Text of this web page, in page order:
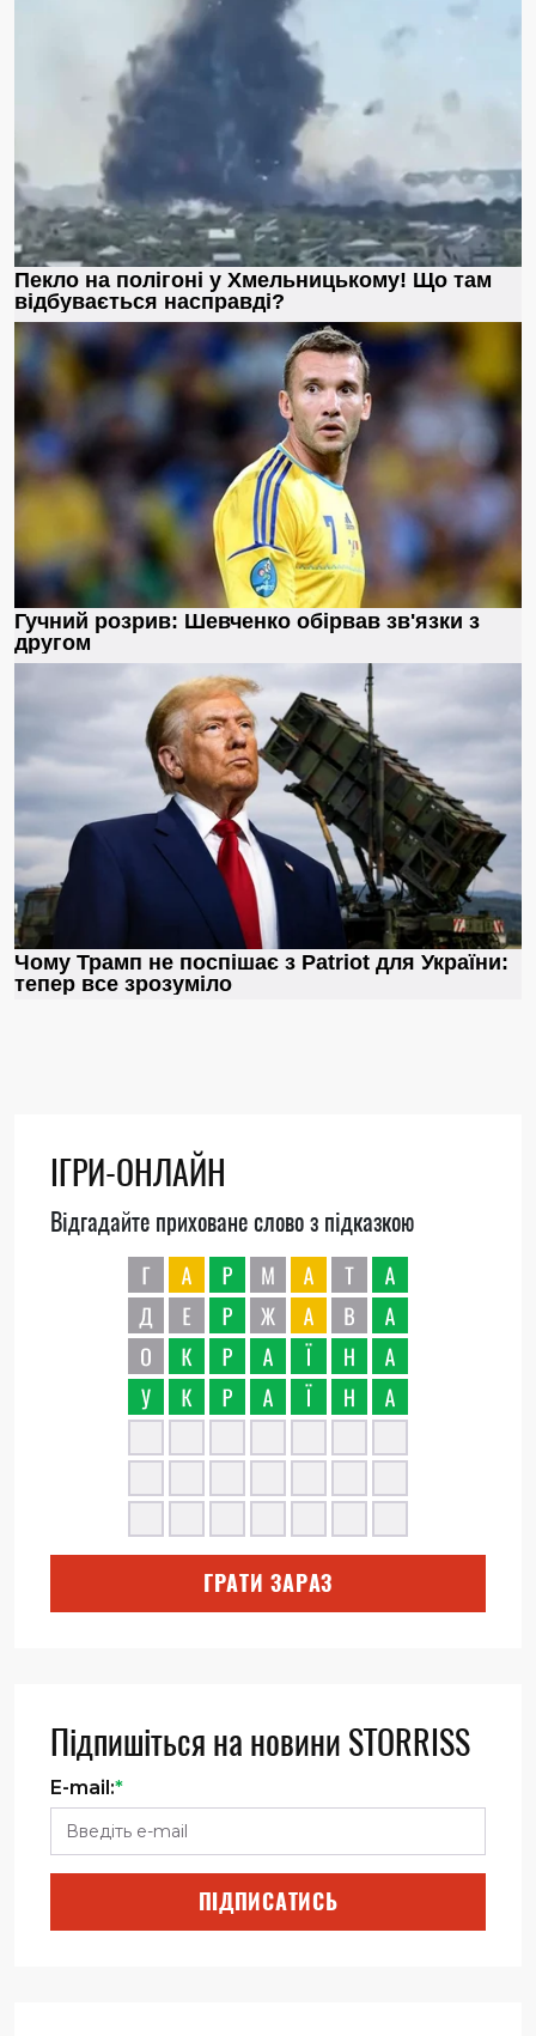
ІГРИ-ОНЛАЙН
Відгадайте приховане слово з підказкою
ГРАТИ ЗАРАЗ
Підпишіться на новини STORRISS
E-mail:*
ПІДПИСАТИСЬ